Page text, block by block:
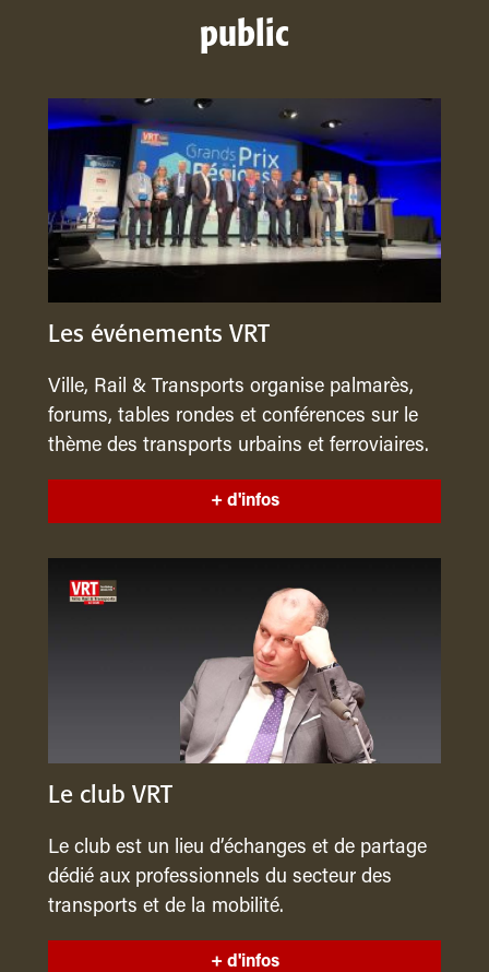
public
Les événements VRT
Ville, Rail & Transports organise palmarès,
forums, tables rondes et conférences sur le
thème des transports urbains et ferroviaires.
+ d'infos
Le club VRT
Le club est un lieu d’échanges et de partage
dédié aux professionnels du secteur des
transports et de la mobilité.
+ d'infos